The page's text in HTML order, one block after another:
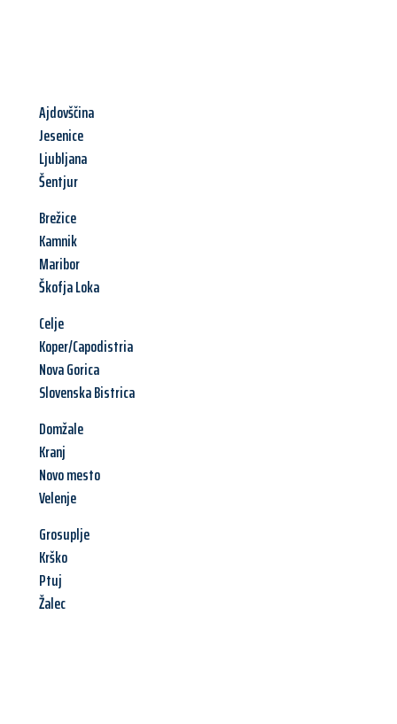
Ajdovščina
Jesenice
Ljubljana
Šentjur
Brežice
Kamnik
Maribor
Škofja Loka
Celje
Koper/Capodistria
Nova Gorica
Slovenska Bistrica
Domžale
Kranj
Novo mesto
Velenje
Grosuplje
Krško
Ptuj
Žalec